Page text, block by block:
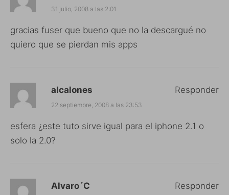
31 julio, 2008 a las 2:01
gracias fuser que bueno que no la descargué no
quiero que se pierdan mis apps
alcalones
22 septiembre, 2008 a las 23:53
esfera ¿este tuto sirve igual para el iphone 2.1 o
solo la 2.0?
Responder
Alvaro´C Responder